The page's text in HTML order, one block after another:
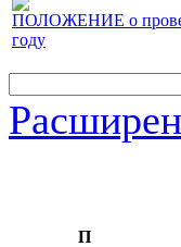
ПОЛОЖЕНИЕ о
году
П